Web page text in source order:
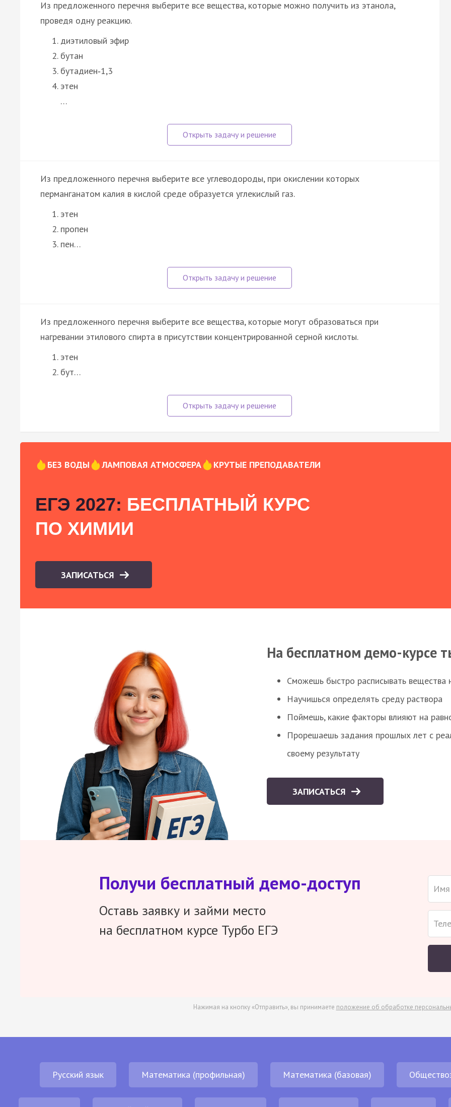
Из предложенного перечня выберите все вещества, которые можно получить из этанола,
проведя одну реакцию.
диэтиловый эфир
бутан
бутадиен‑1,3
этен
…
Из предложенного перечня выберите все углеводороды, при окислении которых
перманганатом калия в кислой среде образуется углекислый газ.
этен
пропен
пен…
Из предложенного перечня выберите все вещества, которые могут образоваться при
нагревании этилового спирта в присутствии концентрированной серной кислоты.
этен
бут…
БЕЗ ВОДЫ ЛАМПОВАЯ АТМОСФЕРА КРУТЫЕ ПРЕПОДАВАТЕЛИ
ЕГЭ 2027: БЕСПЛАТНЫЙ КУРС
ПО ХИМИИ
ЗАПИСАТЬСЯ
На бесплатном демо-курсе
Сможешь быстро расписывать вещества
Научишься определять среду раствора
Поймешь, какие факторы влияют на
Прорешаешь задания прошлых лет с
своему результату
ЗАПИСАТЬСЯ
Получи бесплатный демо-доступ
Оставь заявку и займи место
на бесплатном курсе Турбо ЕГЭ
Нажимая на кнопку «Отправить», вы принимаете положение об обработке
Русский язык Математика (профильная) Математика (базовая)